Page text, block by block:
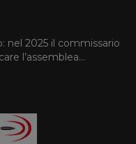
nel 2025 il commissario
l’assemblea...